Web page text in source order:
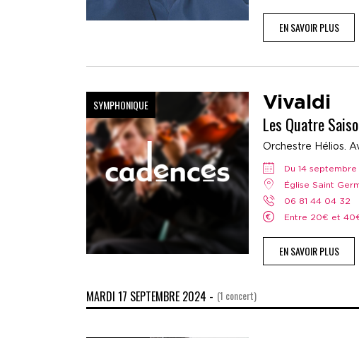
EN SAVOIR PLUS
SYMPHONIQUE Vivaldi
Les Quatre
Orchestre Hélios.
Du 14
Église Saint
06 81 44 04 32
Entre 20€ et
EN SAVOIR PLUS
MARDI 17 SEPTEMBRE 2024 - (1 concert)